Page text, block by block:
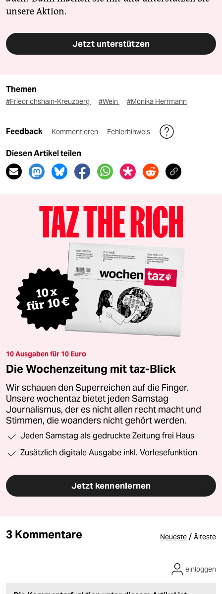
unsere Aktion.
Jetzt unterstützen
Themen
#Friedrichshain-Kreuzberg #Wein #Monika Herrmann
Feedback Kommentieren Fehlerhinweis
Diesen Artikel teilen
10 Ausgaben für 10 Euro
Die Wochenzeitung mit taz-Blick
Wir schauen den Superreichen auf die Finger.
Unsere wochentaz bietet jeden Samstag
Journalismus, der es nicht allen recht macht und
Stimmen, die woanders nicht gehört werden.
Jeden Samstag als gedruckte Zeitung frei Haus
Zusätzlich digitale Ausgabe inkl. Vorlesefunktion
Jetzt kennenlernen
3 Kommentare Neueste / Älteste
einloggen